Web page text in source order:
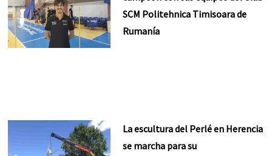
SCM Politehnica Timisoara de
Rumanía
La escultura del Perlé en Herencia
se marcha para su